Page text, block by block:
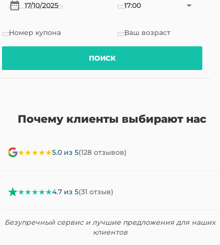
17:00
Номер купона Ваш возраст
ПОИСК
Почему клиенты выбирают нас
★★★★★5.0 из 5(128 отзывов)
★★★★★4.7 из 5(31 отзыв)
Безупречный сервис и лучшие предложения для наших
клиентов